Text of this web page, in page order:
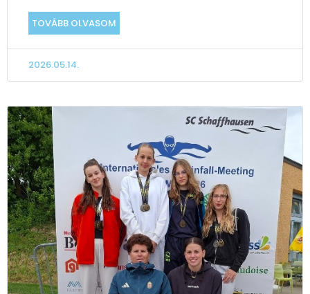
TOVÁBB OLVASOM
2026.05.14.